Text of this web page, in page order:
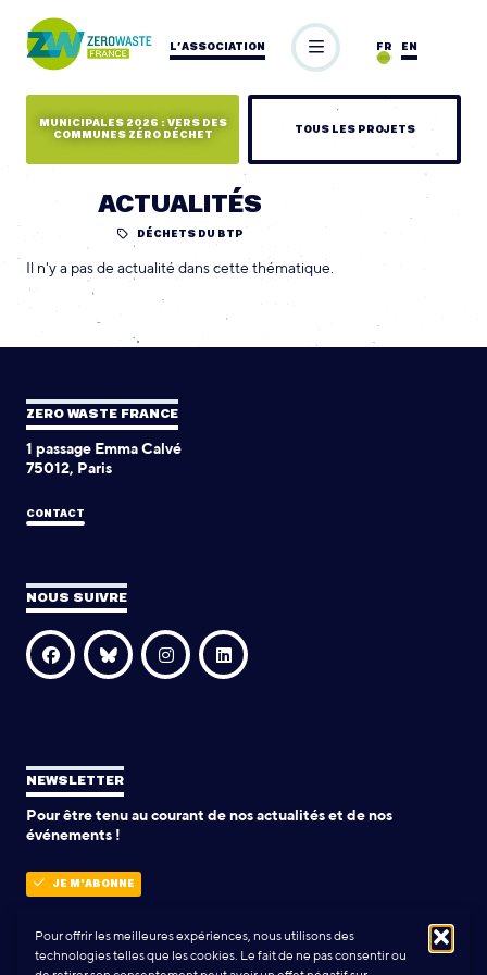
Pour offrir les meilleures expériences, nous utilisons des
technologies telles que les cookies. Le fait de ne pas consentir ou
L’ASSOCIATION EN
FR
MUNICIPALES 2026 : VERS DES
COMMUNES ZÉRO DÉCHET
TOUS LES PROJETS
ACTUALITÉS
DÉCHETS DU BTP
Il n'y a pas de actualité dans cette thématique.
ZERO WASTE FRANCE
1 passage Emma Calvé
75012, Paris
CONTACT
NOUS SUIVRE
NEWSLETTER
Pour être tenu au courant de nos actualités et de nos
événements !
JE M'ABONNE
POLITIQUE DE CONFIDENTIALITÉ